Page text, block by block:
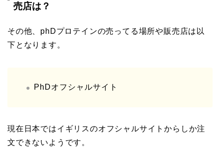
売店は？
その他、phDプロテインの売ってる場所や販売店は以
下となります。
PhDオフシャルサイト
現在日本ではイギリスのオフシャルサイトからしか注
文できないようです。